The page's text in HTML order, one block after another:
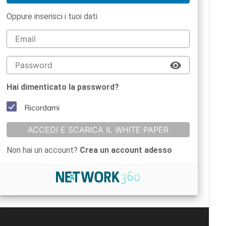
Oppure inserisci i tuoi dati
Hai dimenticato la password?
Ricordami
ACCEDI E SCARICA IL WHITE PAPER
Non hai un account? Crea un account adesso